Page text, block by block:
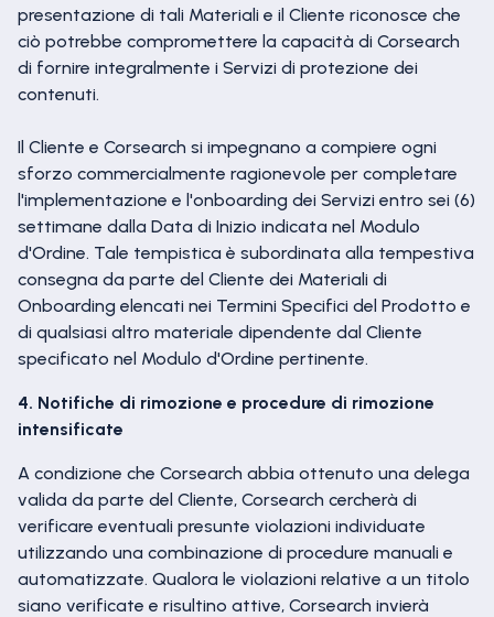
presentazione di tali Materiali e il Cliente riconosce che
ciò potrebbe compromettere la capacità di Corsearch
di fornire integralmente i Servizi di protezione dei
contenuti.
Il Cliente e Corsearch si impegnano a compiere ogni
sforzo commercialmente ragionevole per completare
l'implementazione e l'onboarding dei Servizi entro sei (6)
settimane dalla Data di Inizio indicata nel Modulo
d'Ordine. Tale tempistica è subordinata alla tempestiva
consegna da parte del Cliente dei Materiali di
Onboarding elencati nei Termini Specifici del Prodotto e
di qualsiasi altro materiale dipendente dal Cliente
specificato nel Modulo d'Ordine pertinente.
4. Notifiche di rimozione e procedure di rimozione
intensificate
A condizione che Corsearch abbia ottenuto una delega
valida da parte del Cliente, Corsearch cercherà di
verificare eventuali presunte violazioni individuate
utilizzando una combinazione di procedure manuali e
automatizzate. Qualora le violazioni relative a un titolo
siano verificate e risultino attive, Corsearch invierà